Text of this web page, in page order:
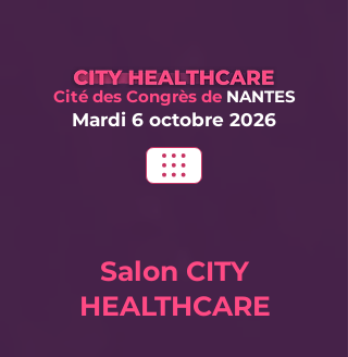
Cité des Congrès de NANTES
Mardi 6 octobre 2026
Salon CITY
HEALTHCARE